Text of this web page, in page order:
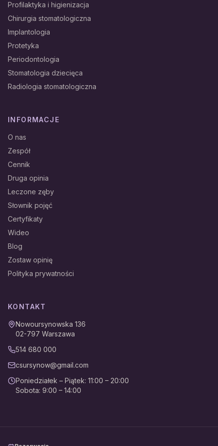
Profilaktyka i higienizacja
Chirurgia stomatologiczna
Implantologia
Protetyka
Periodontologia
Stomatologia dziecięca
Radiologia stomatologiczna
INFORMACJE
O nas
Zespół
Cennik
Druga opinia
Leczone zęby
Słownik pojęć
Certyfikaty
Wideo
Blog
Zostaw opinię
Polityka prywatności
KONTAKT
Nowoursynowska 136
02-797 Warszawa
514 680 000
csursynow@gmail.com
Poniedziałek – Piątek: 11:00 – 20:00
Sobota: 9:00 – 14:00